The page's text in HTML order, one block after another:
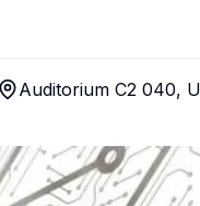
Auditorium C2 040,